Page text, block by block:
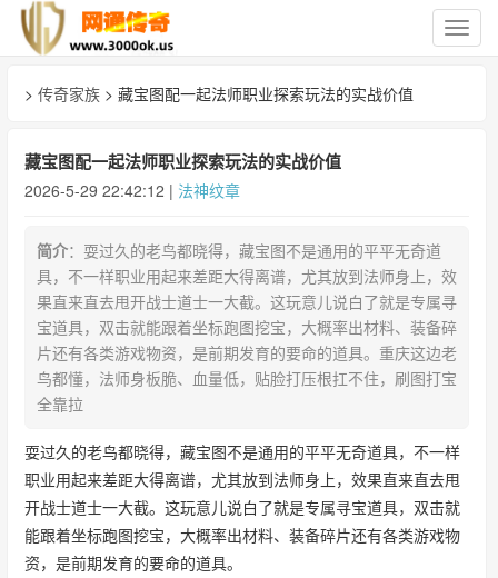
切
换
> 传奇家族 > 藏宝图配一起法师职业探索玩法的实战价值
藏宝图配一起法师职业探索玩法的实战价值
2026-5-29 22:42:12 | 法神纹章
简介：耍过久的老鸟都晓得，藏宝图不是通用的平平无奇道
具，不一样职业用起来差距大得离谱，尤其放到法师身上，效
果直来直去甩开战士道士一大截。这玩意儿说白了就是专属寻
宝道具，双击就能跟着坐标跑图挖宝，大概率出材料、装备碎
片还有各类游戏物资，是前期发育的要命的道具。重庆这边老
鸟都懂，法师身板脆、血量低，贴脸打压根扛不住，刷图打宝
全靠拉
耍过久的老鸟都晓得，藏宝图不是通用的平平无奇道具，不一样
职业用起来差距大得离谱，尤其放到法师身上，效果直来直去甩
开战士道士一大截。这玩意儿说白了就是专属寻宝道具，双击就
能跟着坐标跑图挖宝，大概率出材料、装备碎片还有各类游戏物
资，是前期发育的要命的道具。